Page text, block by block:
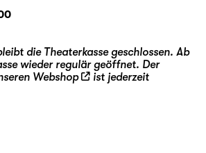
die Theaterkasse geschlossen. Ab
wieder regulär geöffnet. Der
Webshop
ist jederzeit